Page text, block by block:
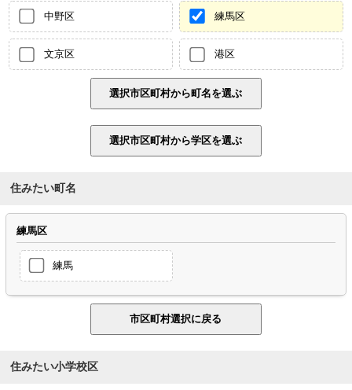
中野区 練馬区
文京区 港区
住みたい町名
練馬区
練馬
住みたい小学校区